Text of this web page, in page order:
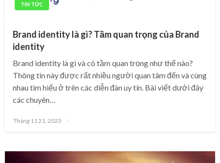
TIN TỨC
Brand identity là gì? Tầm quan trọng của Brand
identity
Brand identity là gì và có tầm quan trọng như thế nào?
Thông tin này được rất nhiều người quan tâm đến và cùng
nhau tìm hiểu ở trên các diễn đàn uy tín. Bài viết dưới đây
các chuyên…
Posted
Tháng 11 21, 2023